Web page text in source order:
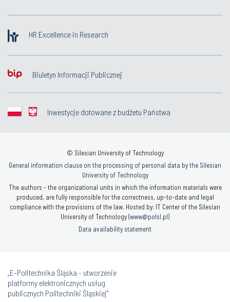
HR Excellence in Research
Biuletyn Informacji Publicznej
Inwestycje dotowane z budżetu Państwa
© Silesian University of Technology
General information clause on the processing of personal data by the Silesian
University of Technology
The authors - the organizational units in which the information materials were
produced, are fully responsible for the correctness, up-to-date and legal
compliance with the provisions of the law. Hosted by: IT Center of the Silesian
University of Technology (www@polsl.pl)
Data availability statement
„E-Politechnika Śląska - utworzenie
platformy elektronicznych usług
publicznych Politechniki Śląskiej”